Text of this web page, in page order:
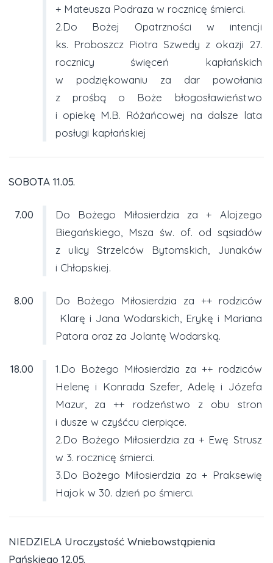
+ Mateusza Podraza w rocznicę śmierci.
2.Do Bożej Opatrzności w intencji
ks. Proboszcz Piotra Szwedy z okazji 27.
rocznicy święceń kapłańskich
w podziękowaniu za dar powołania
z prośbą o Boże błogosławieństwo
i opiekę M.B. Różańcowej na dalsze lata
posługi kapłańskiej
SOBOTA 11.05.
7.00
Do Bożego Miłosierdzia za + Alojzego
Biegańskiego, Msza św. of. od sąsiadów
z ulicy Strzelców Bytomskich, Junaków
i Chłopskiej.
8.00
Do Bożego Miłosierdzia za ++ rodziców
Klarę i Jana Wodarskich, Erykę i Mariana
Patora oraz za Jolantę Wodarską.
18.00
1.Do Bożego Miłosierdzia za ++ rodziców
Helenę i Konrada Szefer, Adelę i Józefa
Mazur, za ++ rodzeństwo z obu stron
i dusze w czyśćcu cierpiące.
2.Do Bożego Miłosierdzia za + Ewę Strusz
w 3. rocznicę śmierci.
3.Do Bożego Miłosierdzia za + Praksewię
Hajok w 30. dzień po śmierci.
NIEDZIELA Uroczystość Wniebowstąpienia
Pańskiego 12.05.